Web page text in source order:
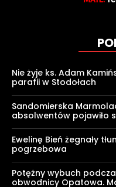
Nie żyje ks. Adam
parafii w Stodołach
Sandomierska
absolwentów pojawiło
Ewelinę Bień żegnały
pogrzebowa
Potężny wybuch
obwodnicy Opatowa.